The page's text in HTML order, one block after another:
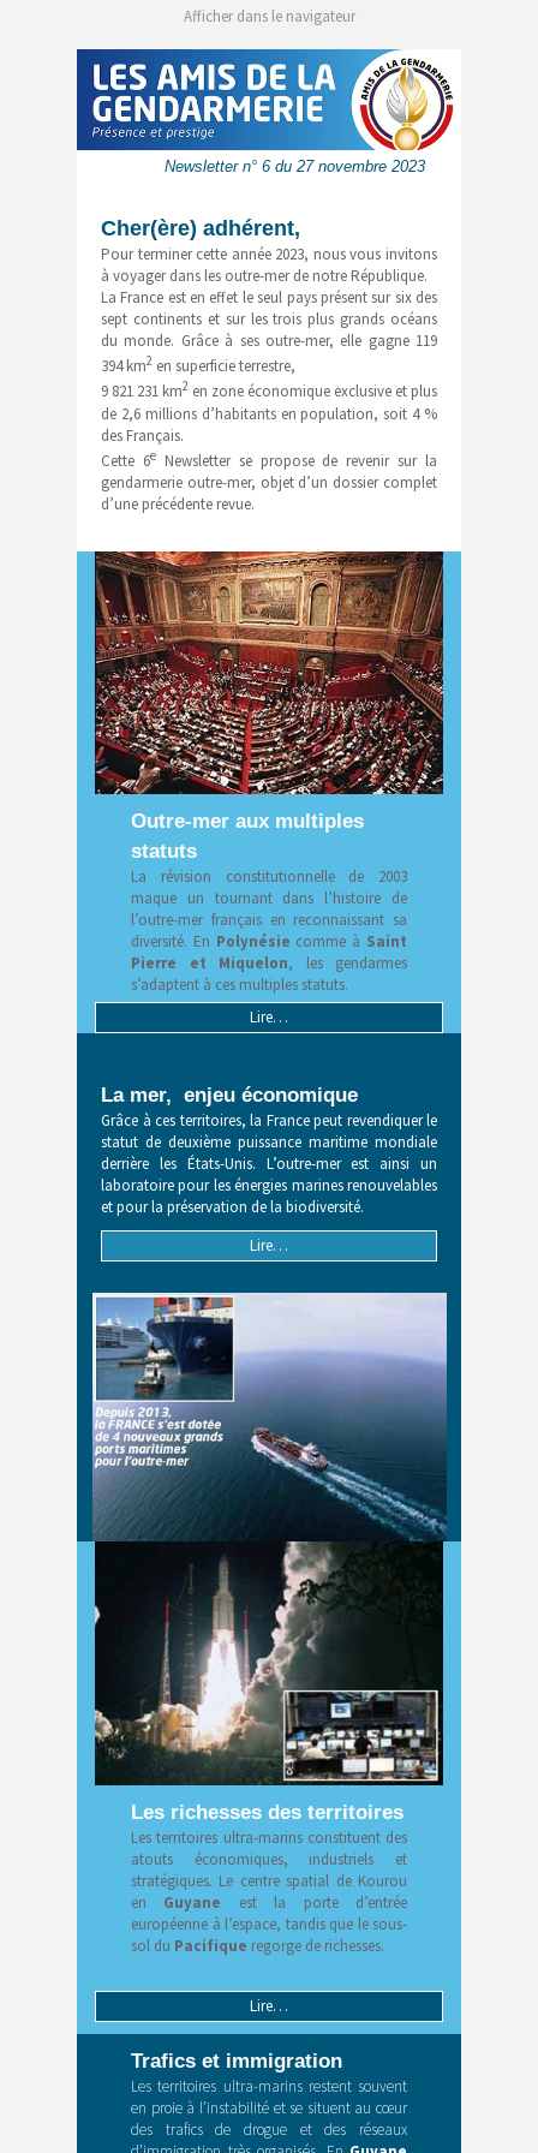
Afficher dans le navigateur
Newsletter n° 6 du 27 novembre 2023
Cher(ère) adhérent,
Pour terminer cette année 2023, nous vous invitons
à voyager dans les outre-mer de notre République.
La France est en effet le seul pays présent sur six des
sept continents et sur les trois plus grands océans
du monde. Grâce à ses outre-mer, elle gagne 119
394 km2 en superficie terrestre,
9 821 231 km2 en zone économique exclusive et plus
de 2,6 millions d’habitants en population, soit 4 %
des Français.
Cette 6eNewsletter se propose de revenir sur la
gendarmerie outre-mer, objet d’un dossier complet
d’une précédente revue.
Outre-mer aux multiples
statuts
La révision constitutionnelle de 2003
maque un tournant dans l’histoire de
l’outre-mer français en reconnaissant sa
diversité. En Polynésie comme à Saint
Pierre et Miquelon, les gendarmes
s’adaptent à ces multiples statuts.
Lire…
La mer, enjeu économique
Grâce à ces territoires, la France peut revendiquer le
statut de deuxième puissance maritime mondiale
derrière les États-Unis. L’outre-mer est ainsi un
laboratoire pour les énergies marines renouvelables
et pour la préservation de la biodiversité.
Lire…
Les richesses des territoires
Les territoires ultra-marins constituent des
atouts économiques, industriels et
stratégiques. Le centre spatial de Kourou
en Guyane est la porte d’entrée
européenne à l’espace, tandis que le sous-
sol du Pacifique regorge de richesses.
Lire…
Trafics et immigration
Les territoires ultra-marins restent souvent
en proie à l’instabilité et se situent au cœur
des trafics de drogue et des réseaux